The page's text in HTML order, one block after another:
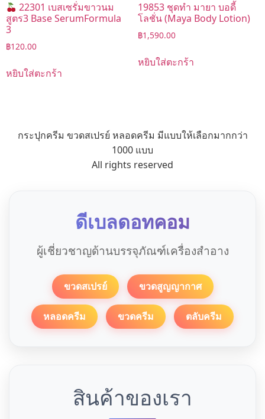
22301 เบสเซรั่มขาวนม
สูตร3 Base SerumFormula
3
฿120.00
หยิบใส่ตะกร้า
19853 ชุดทำ มายา บอดี้
โลชั่น (Maya Body Lotion)
฿1,590.00
หยิบใส่ตะกร้า
กระปุกครีม ขวดสเปรย์ หลอดครีม มีแบบให้เลือกมากกว่า
1000 แบบ
All rights reserved
ดีเบลดอทคอม
ผู้เชี่ยวชาญด้านบรรจุภัณฑ์เครื่องสำอาง
ขวดสเปรย์ ขวดสูญญากาศ
หลอดครีม ขวดครีม ตลับครีม
สินค้าของเรา